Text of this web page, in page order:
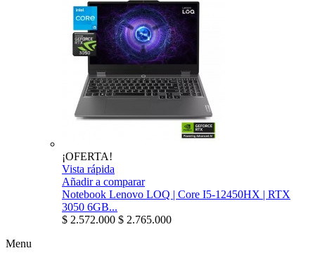
¡OFERTA!
Vista rápida
Añadir a comparar
Notebook Lenovo LOQ | Core I5-12450HX | RTX
3050 6GB...
$ 2.572.000 $ 2.765.000
Menu